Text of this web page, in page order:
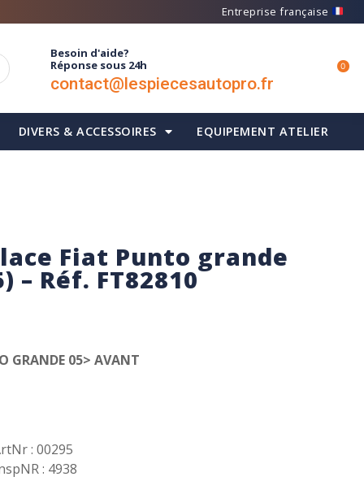
Entreprise française
Besoin d'aide?
Réponse sous 24h
contact@lespiecesautopro.fr
0
DIVERS & ACCESSOIRES EQUIPEMENT ATELIER
Fiat Punto grande
– Réf. FT82810
GRANDE 05> AVANT
: 00295
: 4938